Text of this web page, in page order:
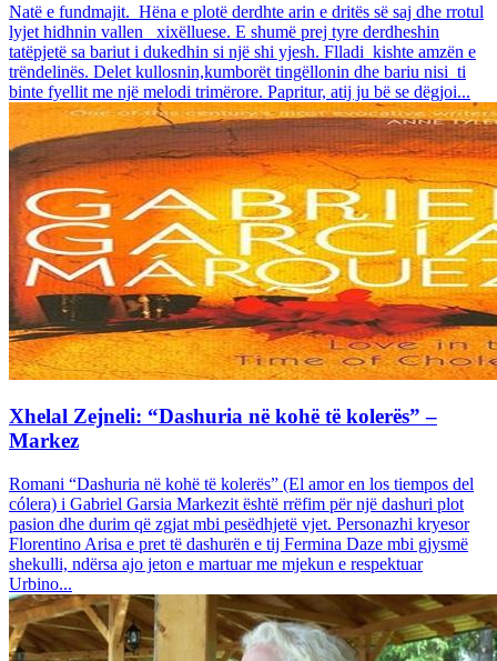
Natë e fundmajit. Hëna e plotë derdhte arin e dritës së saj dhe rrotul
lyjet hidhnin vallen xixëlluese. E shumë prej tyre derdheshin
tatëpjetë sa bariut i dukedhin si një shi yjesh. Flladi kishte amzën e
trëndelinës. Delet kullosnin,kumborët tingëllonin dhe bariu nisi ti
binte fyellit me një melodi trimërore. Papritur, atij ju bë se dëgjoi...
Xhelal Zejneli: “Dashuria në kohë të kolerës” –
Markez
Romani “Dashuria në kohë të kolerës” (El amor en los tiempos del
cólera) i Gabriel Garsia Markezit është rrëfim për një dashuri plot
pasion dhe durim që zgjat mbi pesëdhjetë vjet. Personazhi kryesor
Florentino Arisa e pret të dashurën e tij Fermina Daze mbi gjysmë
shekulli, ndërsa ajo jeton e martuar me mjekun e respektuar
Urbino...